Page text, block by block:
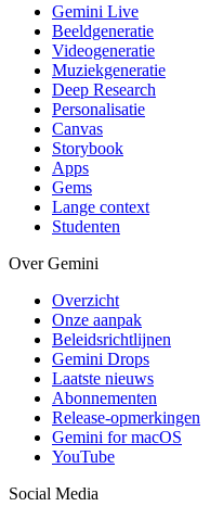
Gemini Live
Beeldgeneratie
Videogeneratie
Muziekgeneratie
Deep Research
Personalisatie
Canvas
Storybook
Apps
Gems
Lange context
Studenten
Over Gemini
Overzicht
Onze aanpak
Beleidsrichtlijnen
Gemini Drops
Laatste nieuws
Abonnementen
Release-opmerkingen
Gemini for macOS
YouTube
Social Media